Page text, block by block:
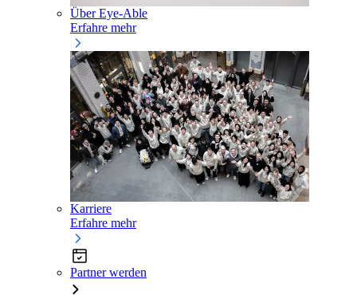
Über Eye-Able
Erfahre mehr
Karriere
Erfahre mehr
Partner werden